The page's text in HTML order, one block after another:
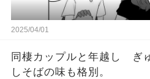
2025/04/01
同棲カップルと年越し ぎ
しそばの味も格別。